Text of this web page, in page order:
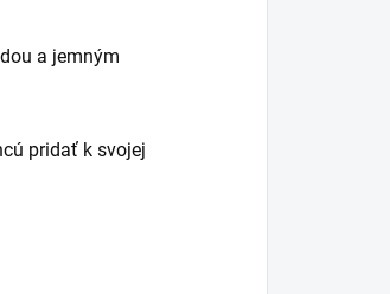
a jemným
pridať k svojej